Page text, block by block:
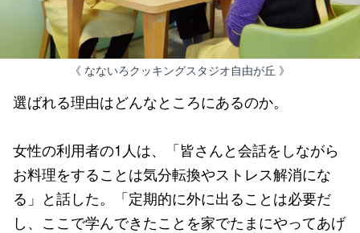
《 なないろクッキングスタジオ自由が丘 》
選ばれる理由はどんなところにあるのか。
女性の利用者の1人は、「皆さんと会話をしながら
お料理をすることは気分転換やストレス解消にな
る」と話した。「定期的に外に出ることは必要だ
し、ここで学んできたことを家でたまにやってあげ